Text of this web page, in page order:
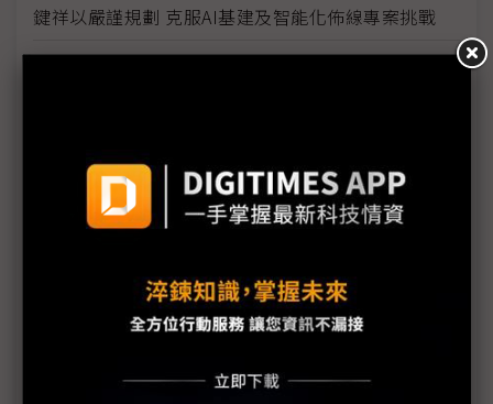
鍵祥以嚴謹規劃 克服AI基建及智能化佈線專案挑戰
國網中心縝密規劃 完美打造AI資料中心週邊基礎設施
保護資料中心安全 光明遠大推智能平台解決方案
善用智慧型PDU設備 解決空間、能源管理挑戰
推動雲網融合 打破資料傳輸瓶頸
打造多層式防護機制 全方位保護資料中心安全